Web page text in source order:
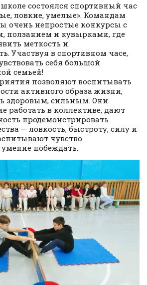
состоялся спортивный час
ловкие, умелые». Командам
очень непростые конкурсы с
ползанием и кувырками, где
меткость и
Участвуя в спортивном часе,
себя большой
семьей!
позволяют воспитывать
активного образа жизни,
здоровым, сильным. Они
работать в коллективе, дают
продемонстрировать
— ловкость, быстроту, силу и
чувство
побеждать.